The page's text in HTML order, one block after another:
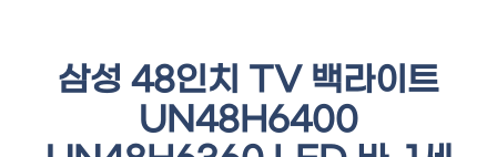
삼성 48인치 TV 백라이트
UN48H6400